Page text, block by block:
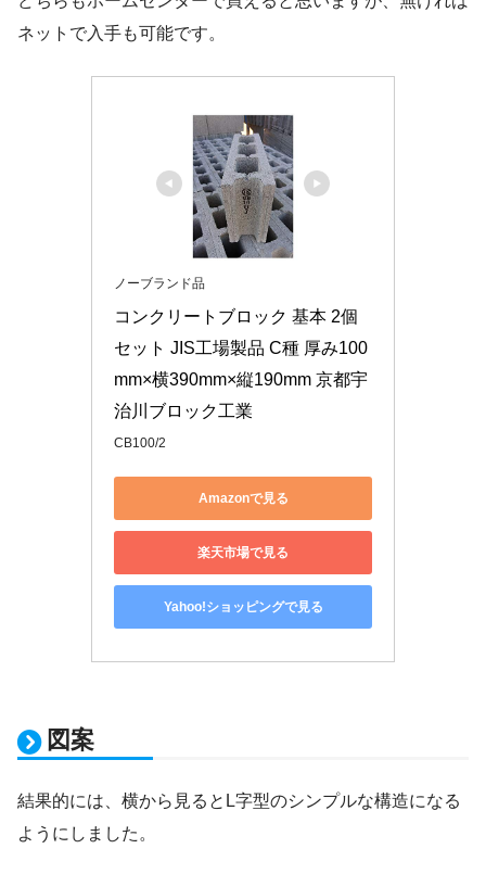
ネットで入手も可能です。
ノーブランド品
コンクリートブロック 基本 2個
セット JIS工場製品 C種 厚み100
mm×横390mm×縦190mm 京都宇
治川ブロック工業
CB100/2
Amazonで見る
楽天市場で見る
Yahoo!ショッピングで見る
図案
結果的には、横から見るとL字型のシンプルな構造になる
ようにしました。